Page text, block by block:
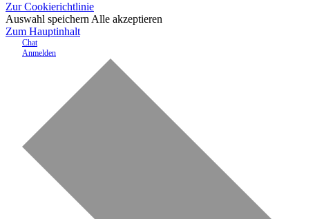
Zur Cookierichtlinie
Auswahl speichern Alle akzeptieren
Zum Hauptinhalt
Chat
Anmelden